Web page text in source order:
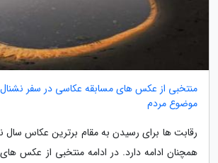
موضوع مردم
رقابت ها برای رسیدن به مقام برترین عکاس سال